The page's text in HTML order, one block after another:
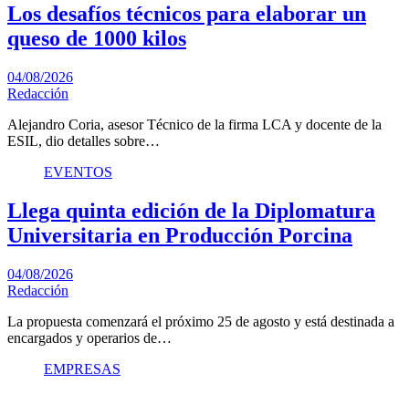
Los desafíos técnicos para elaborar un
queso de 1000 kilos
04/08/2026
Redacción
Alejandro Coria, asesor Técnico de la firma LCA y docente de la
ESIL, dio detalles sobre…
EVENTOS
Llega quinta edición de la Diplomatura
Universitaria en Producción Porcina
04/08/2026
Redacción
La propuesta comenzará el próximo 25 de agosto y está destinada a
encargados y operarios de…
EMPRESAS